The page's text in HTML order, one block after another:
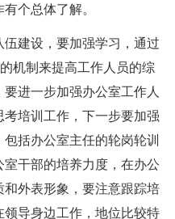
个总体了解。
建设，要加强学习，通过
机制来提高工作人员的综
进一步加强办公室工作人
培训工作，下一步要加强
括办公室主任的轮岗轮训
干部的培养力度，在办公
外表形象，要注意跟踪培
导身边工作，地位比较特